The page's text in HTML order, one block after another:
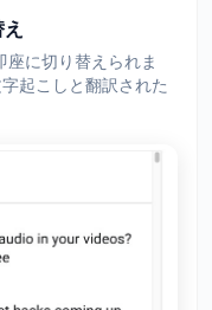
座に切り替えられま
起こしと翻訳された